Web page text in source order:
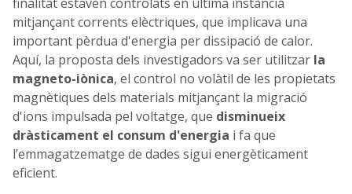
mitjançant corrents elèctriques, que implicava una
important pèrdua d'energia per dissipació de calor.
Aquí, la proposta dels investigadors va ser utilitzar la
magneto-iònica, el control no volàtil de les propietats
magnètiques dels materials mitjançant la migració
d'ions impulsada pel voltatge, que disminueix
dràsticament el consum d'energia i fa que
l’emmagatzematge de dades sigui energèticament
eficient.